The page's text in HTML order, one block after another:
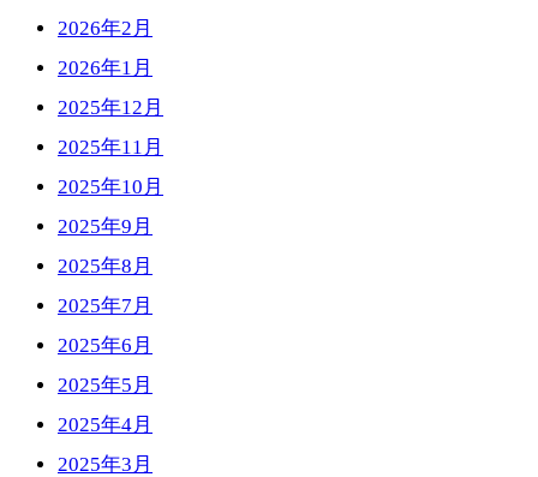
2026年2月
2026年1月
2025年12月
2025年11月
2025年10月
2025年9月
2025年8月
2025年7月
2025年6月
2025年5月
2025年4月
2025年3月